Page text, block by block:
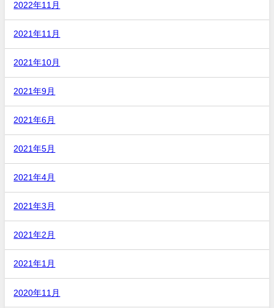
2022年11月
2021年11月
2021年10月
2021年9月
2021年6月
2021年5月
2021年4月
2021年3月
2021年2月
2021年1月
2020年11月